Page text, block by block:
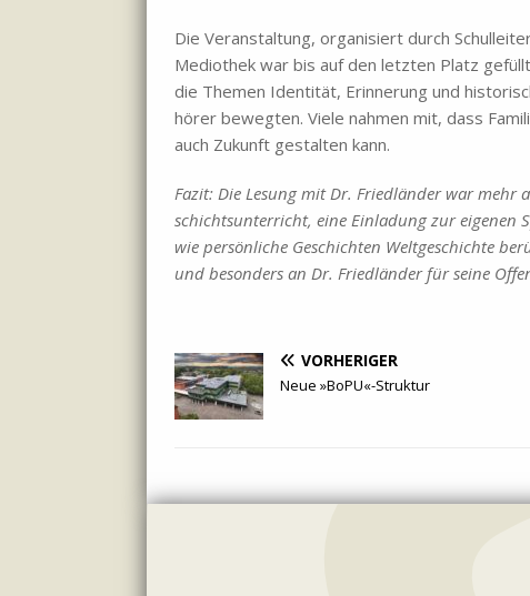
Die Ver­an­stal­tung, or­ga­ni­siert durch
Me­dio­thek war bis auf den letz­ten Platz
die The­men Iden­ti­tät, Er­in­ne­rung und
hö­rer be­weg­ten. Vie­le nah­men mit, dass
auch Zu­kunft ge­stal­ten kann.
Fa­zit: Die Le­sung mit Dr. Fried­län­der war mehr
schichts­un­ter­richt, eine Ein­la­dung zur ei­ge­nen
wie per­sön­li­che Ge­schich­ten Welt­ge­schich­te
und be­son­ders an Dr. Fried­län­der für sei­ne
VORHERIGER
Neue »BoPU«-Struktur